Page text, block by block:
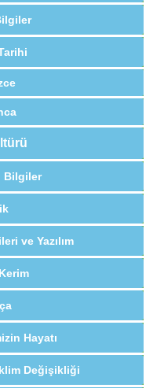
Bilgiler
ve Yazılım
Hayatı
Değişikliği